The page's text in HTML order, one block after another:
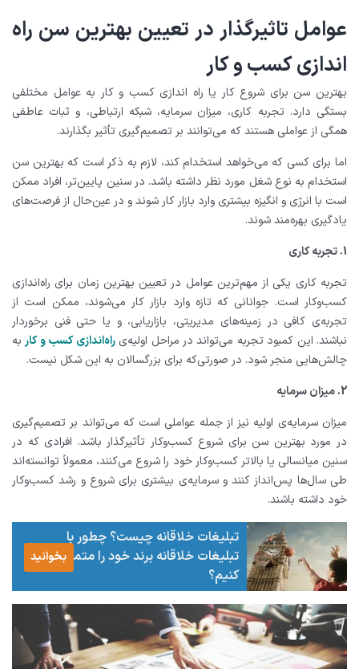
عوامل تاثیرگذار در تعیین بهترین سن راه
اندازی کسب و کار
بهترین سن برای شروع کار یا راه اندازی کسب و کار به عوامل مختلفی
بستگی دارد. تجربه کاری، میزان سرمایه، شبکه ارتباطی، و ثبات عاطفی
همگی از عواملی هستند که می‌توانند بر تصمیم‌گیری تأثیر بگذارند.
اما برای کسی که می‌خواهد استخدام کند، لازم به ذکر است که بهترین سن
استخدام به نوع شغل مورد نظر داشته باشد. در سنین پایین‌تر، افراد ممکن
است با انرژی و انگیزه بیشتری وارد بازار کار شوند و در عین‌حال از فرصت‌های
یادگیری بهره‌مند شوند.
1. تجربه کاری
تجربه کاری یکی از مهم‌ترین عوامل در تعیین بهترین زمان برای راه‌اندازی
کسب‌وکار است. جوانانی که تازه وارد بازار کار می‌شوند، ممکن است از
تجربه‌ی کافی در زمینه‌های مدیریتی، بازاریابی، و یا حتی فنی برخوردار
نباشند. این کمبود تجربه می‌تواند در مراحل اولیه‌یراه‌اندازی کسب‌ و کاربه
چالش‌هایی منجر شود. در صورتی‌که برای بزرگسالان به این شکل نیست.
2. میزان سرمایه
میزان سرمایه‌ی اولیه نیز از جمله عواملی است که می‌تواند بر تصمیم‌گیری
در مورد بهترین سن برای شروع کسب‌وکار تأثیرگذار باشد. افرادی که در
سنین میانسالی یا بالاتر کسب‌وکار خود را شروع می‌کنند، معمولاً توانسته‌اند
طی سال‌ها پس‌انداز کنند و سرمایه‌ی بیشتری برای شروع و رشد کسب‌وکار
خود داشته باشند.
تبلیغات خلاقانه چیست؟ چطور با
تبلیغات خلاقانه برند خود را متمایز
کنیم؟
بخوانید